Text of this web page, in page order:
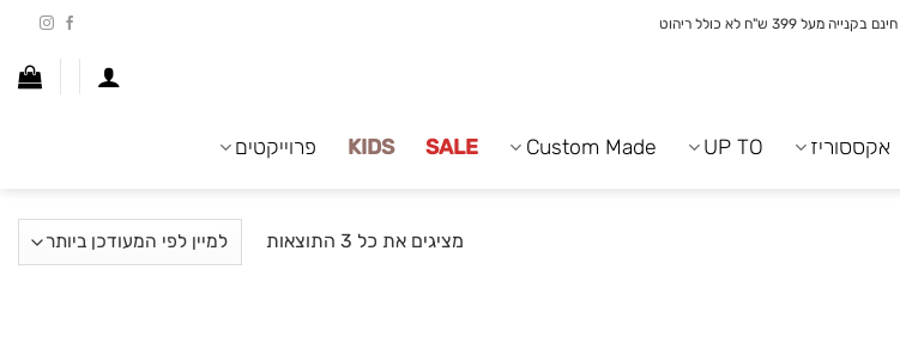
מעל 399 ש"ח לא כולל ריהוט
אקססוריז UP TO
Custom Made
SALE
KIDS פרוייקטים
מציגים את כל ⁦3⁩ התוצאות
ממוין